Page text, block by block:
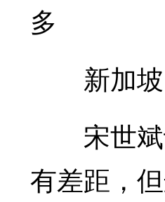
多
新加坡
宋世斌
有差距，